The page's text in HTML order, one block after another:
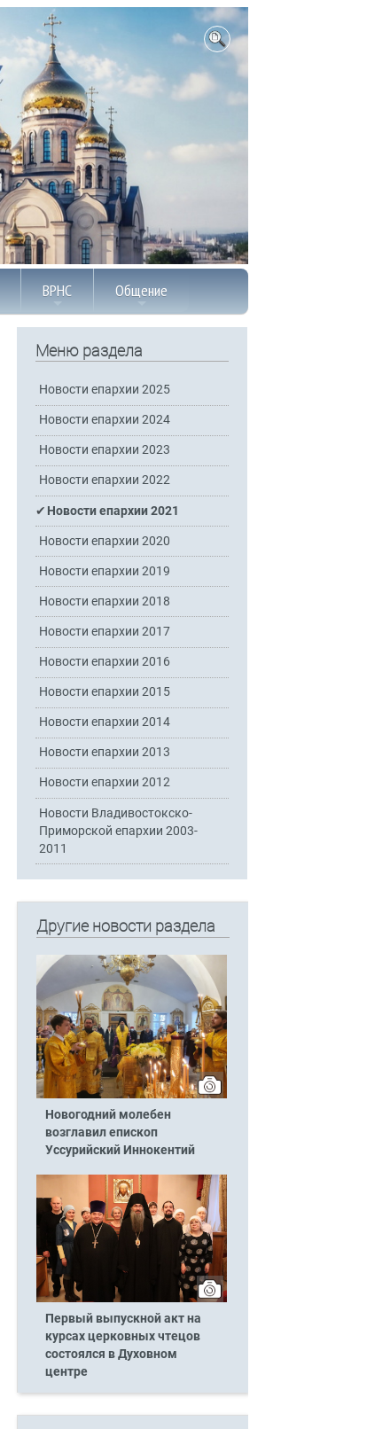
ВРНС Общение
Меню раздела
Новости епархии 2025
Новости епархии 2024
Новости епархии 2023
Новости епархии 2022
Новости епархии 2021
Новости епархии 2020
Новости епархии 2019
Новости епархии 2018
Новости епархии 2017
Новости епархии 2016
Новости епархии 2015
Новости епархии 2014
Новости епархии 2013
Новости епархии 2012
Новости Владивостокско-
Приморской епархии 2003-
2011
Другие новости раздела
Новогодний молебен
возглавил епископ
Уссурийский Иннокентий
Первый выпускной акт на
курсах церковных чтецов
состоялся в Духовном
центре